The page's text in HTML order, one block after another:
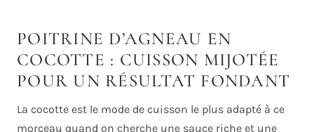
POITRINE D’AGNEAU EN
COCOTTE : CUISSON MIJOTÉE
POUR UN RÉSULTAT FONDANT
La cocotte est le mode de cuisson le plus adapté à ce
morceau quand on cherche une sauce riche et une